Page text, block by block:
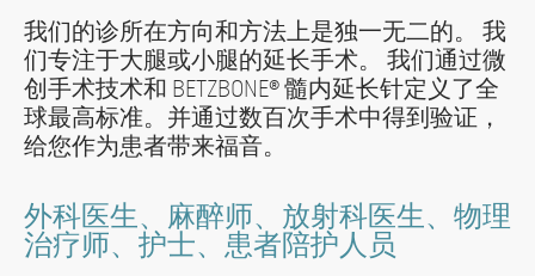
我们的诊所在方向和方法上是独一无二的。 我
们专注于大腿或小腿的延长手术。 我们通过微
创手术技术和 BETZBONE® 髓内延长针定义了全
球最高标准。并通过数百次手术中得到验证，
给您作为患者带来福音。
外科医生、麻醉师、放射科医生、物理
治疗师、护士、患者陪护人员